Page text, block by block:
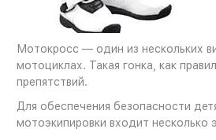
Мотокросс — один из нескольких
мотоциклах. Такая гонка, как
препятствий.
Для обеспечения безопасности
мотоэкипировки входит несколько